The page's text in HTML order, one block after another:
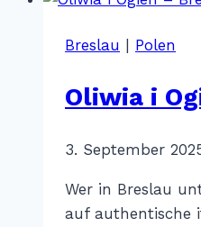
Breslau Polen
Oliwia i
VonKatharina
3. September
Wer in Breslau
auf authentische